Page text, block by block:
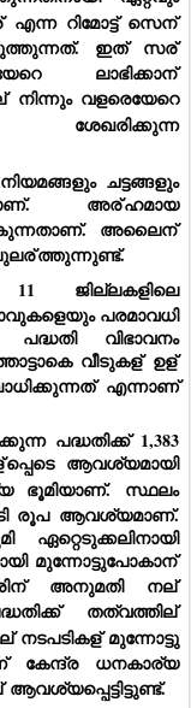
എന്ന റിമോട്ട് സെന്
ഇത് സര്
ലാഭിക്കാന്
നിന്നും വളരെയേറെ
ചട്ടങ്ങളും
അര്ഹമായ
അലൈന്
ത്തുന്നുണ്ട്.
ജില്ലകളിലെ
പരമാവധി
വിഭാവനം
വീടുകള് ഉള്
എന്നാണ്
പദ്ധതിക്ക് 1,383
പ്പെടെ ആവശ്യമായി
ഭൂമിയാണ്. സ്ഥലം
രൂപ ആവശ്യമാണ്.
മുന്നോട്ടുപോകാന്
അനുമതി നല്
തത്വത്തില്
നടപടികള് മുന്നോട്ടു
കേന്ദ്ര ധനകാര്യ
ആവശ്യപ്പെട്ടിട്ടുണ്ട്.